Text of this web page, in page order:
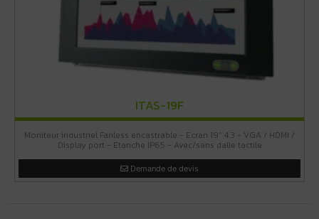
ITAS-19F
Moniteur industriel Fanless encastrable - Ecran 19" 4:3 - VGA / HDMI /
Display port - Etanche IP65 - Avec/sans dalle tactile
Demande de devis